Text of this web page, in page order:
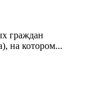
граждан
на котором...